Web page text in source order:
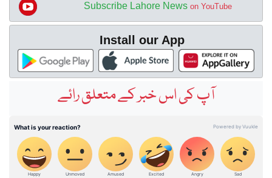
Subscribe Lahore News on YouTube
Install our App
آپ کی اس خبر کے متعلق رائے